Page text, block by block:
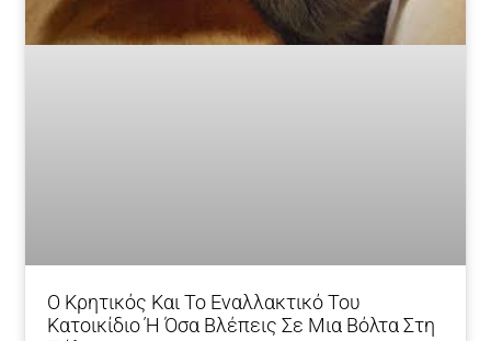
Ο Κρητικός Και Το Εναλλακτικό Του
Κατοικίδιο Ή Όσα Βλέπεις Σε Μια Βόλτα Στη